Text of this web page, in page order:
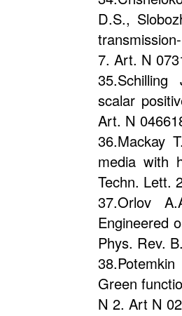
D.S.,
7. Art. N
35.Schilling
scalar
Art. N
36.Mackay
media with
Techn. Lett.
37.Orlov
Engineered
Phys. Rev.
Green
N 2. Art N